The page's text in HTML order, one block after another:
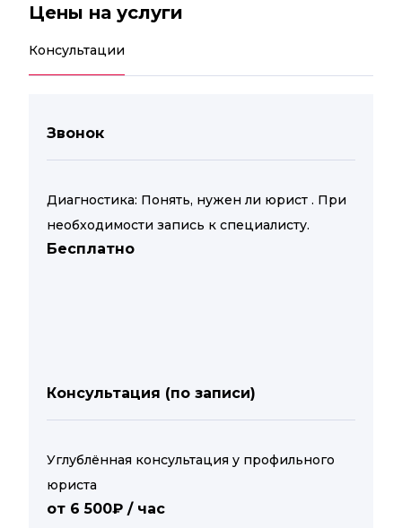
Цены на услуги
Консультации
Звонок
Диагностика: Понять, нужен ли юрист . При
необходимости запись к специалисту.
Бесплатно
Консультация (по записи)
Углублённая консультация у профильного
юриста
от 6 500₽ / час